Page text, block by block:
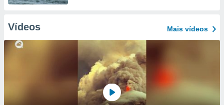
Vídeos Mais vídeos